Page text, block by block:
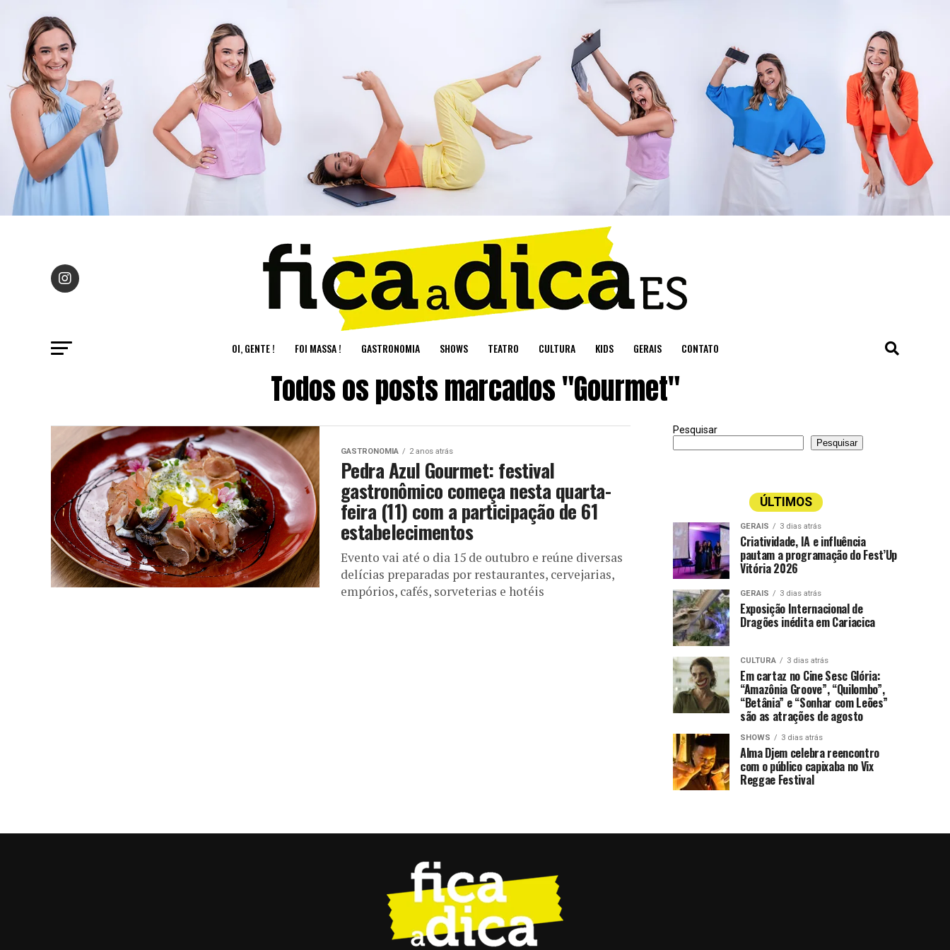
OI, GENTE ! FOI MASSA ! GASTRONOMIA SHOWS TEATRO CULTURA KIDS GERAIS CONTATO
Todos os posts marcados "Gourmet"
GASTRONOMIA 2 anos atrás
Pedra Azul Gourmet: festival
gastronômico começa nesta quarta-
feira (11) com a participação de 61
estabelecimentos
Evento vai até o dia 15 de outubro e reúne diversas
delícias preparadas por restaurantes, cervejarias,
empórios, cafés, sorveterias e hotéis
Pesquisar
Pesquisar
ÚLTIMOS
GERAIS 3 dias atrás
Criatividade, IA e influência
pautam a programação do Fest’Up
Vitória 2026
GERAIS 3 dias atrás
Exposição Internacional de
Dragões inédita em Cariacica
CULTURA 3 dias atrás
Em cartaz no Cine Sesc Glória:
“Amazônia Groove”, “Quilombo”,
“Betânia” e “Sonhar com Leões”
são as atrações de agosto
SHOWS 3 dias atrás
Alma Djem celebra reencontro
com o público capixaba no Vix
Reggae Festival